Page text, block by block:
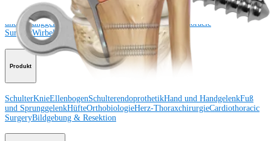
SchulterKnieEllenbogen SchulterendoprothetikHand und HandgelenkFuß
und Sprunggelenk
Trauma HüfteOrthobiologieCardiothoracic
SurgeryWirbelsäule
Produkt
SchulterKnieEllenbogenSchulterendoprothetikHand und HandgelenkFuß
und SprunggelenkHüfteOrthobiologieHerz-ThoraxchirurgieCardiothoracic
SurgeryBildgebung & Resektion